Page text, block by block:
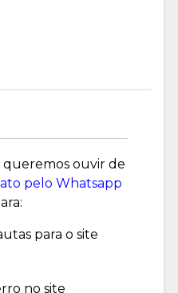
queremos ouvir de
pelo Whatsapp
para o site
no site